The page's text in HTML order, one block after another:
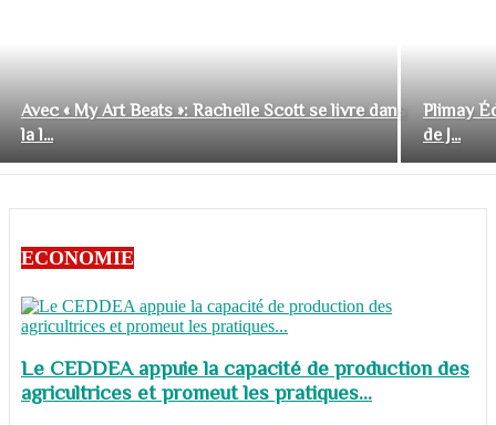
Avec « My Art Beats »: Rachelle Scott se livre dans
la l...
Plimay
de J...
ECONOMIE
Le CEDDEA appuie la capacité de production des
agricultrices et promeut les pratiques...